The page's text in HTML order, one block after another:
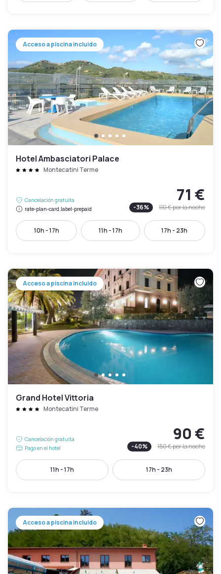
Acceso a piscina incluido
Hotel Ambasciatori Palace
Montecatini Terme
Cancelación gratuita
rate-plan-card.label-prepaid
71 €
-36% 110 €por la noche
10h - 17h 11h - 17h 17h - 23h
Acceso a piscina incluido
Grand Hotel Vittoria
Montecatini Terme
Cancelación gratuita
Pago en el hotel
90 €
-40% 150 €por la noche
11h - 17h 17h - 23h
Acceso a piscina incluido